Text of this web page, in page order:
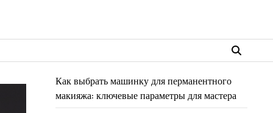
Как выбрать машинку для перманентного
макияжа: ключевые параметры для мастера